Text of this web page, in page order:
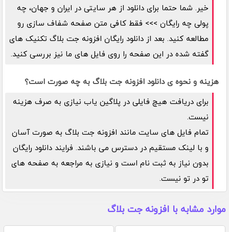
خیر. شما حتما برای دانلود از هر سایتی در ایران و جهان، چه
پولی چه رایگان >>> فقط کافی متن صفحه شفاف سازی رو
مطالعه کنید. بعد از دانلود رایگان افزونه جت بلاگ تکنیک های
گفته شده در این صفحه را روی فایل های ما نیز بررسی کنید.
هزینه و نحوه ی دانلود افزونه جت بلاگ به چه صورت است؟
برای دریافت هیچ فایلی در پلاگین یاب نیازی به صرف هزینه
نیست.
تمام فایل های سایت مانند افزونه جت بلاگ به صورت آسان
و با لینک مستقیم در دسترس می باشند. فرایند دانلود رایگان
بدون نیاز به ثبت نام است و نیازی به مراجعه به صفحه های
تو در تو نیست.
موارد مشابه با افزونه جت بلاگ